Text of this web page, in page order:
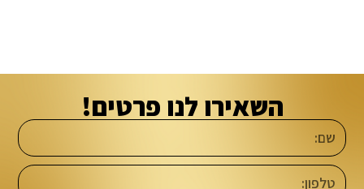
השאירו לנו פרטים!